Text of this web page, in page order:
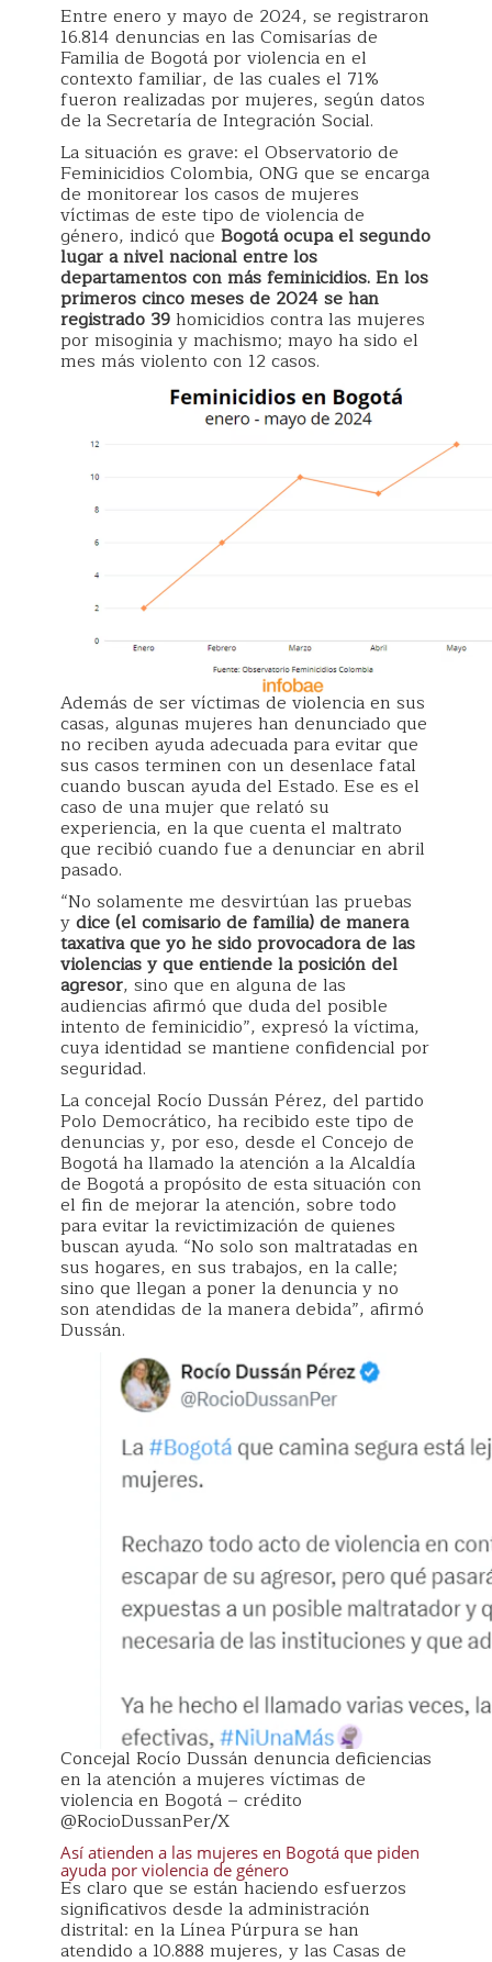
Entre enero y mayo de 2024, se registraron
16.814 denuncias en las Comisarías de
Familia de Bogotá por violencia en el
contexto familiar, de las cuales el 71%
fueron realizadas por mujeres, según datos
de la Secretaría de Integración Social.
La situación es grave: el Observatorio de
Feminicidios Colombia, ONG que se encarga
de monitorear los casos de mujeres
víctimas de este tipo de violencia de
género, indicó que Bogotá ocupa el segundo
lugar a nivel nacional entre los
departamentos con más feminicidios. En los
primeros cinco meses de 2024 se han
registrado 39homicidios contra las mujeres
por misoginia y machismo; mayo ha sido el
mes más violento con 12 casos.
Además de ser víctimas de violencia en sus
casas, algunas mujeres han denunciado que
no reciben ayuda adecuada para evitar que
sus casos terminen con un desenlace fatal
cuando buscan ayuda del Estado. Ese es el
caso de una mujer que relató su
experiencia, en la que cuenta el maltrato
que recibió cuando fue a denunciar en abril
pasado.
“No solamente me desvirtúan las pruebas
ydice (el comisario de familia) de manera
taxativa que yo he sido provocadora de las
violencias y que entiende la posición del
agresor, sino que en alguna de las
audiencias afirmó que duda del posible
intento de feminicidio”, expresó la víctima,
cuya identidad se mantiene confidencial por
seguridad.
La concejal Rocío Dussán Pérez, del partido
Polo Democrático, ha recibido este tipo de
denuncias y, por eso, desde el Concejo de
Bogotá ha llamado la atención a la Alcaldía
de Bogotá a propósito de esta situación con
el fin de mejorar la atención, sobre todo
para evitar la revictimización de quienes
buscan ayuda. “No solo son maltratadas en
sus hogares, en sus trabajos, en la calle;
sino que llegan a poner la denuncia y no
son atendidas de la manera debida”, afirmó
Dussán.
Concejal Rocío Dussán denuncia deficiencias
en la atención a mujeres víctimas de
violencia en Bogotá – crédito
@RocioDussanPer/X
Así atienden a las mujeres en Bogotá que piden
ayuda por violencia de género
Es claro que se están haciendo esfuerzos
significativos desde la administración
distrital: en la Línea Púrpura se han
atendido a 10.888 mujeres, y las Casas de